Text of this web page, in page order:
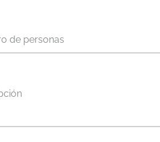
de personas